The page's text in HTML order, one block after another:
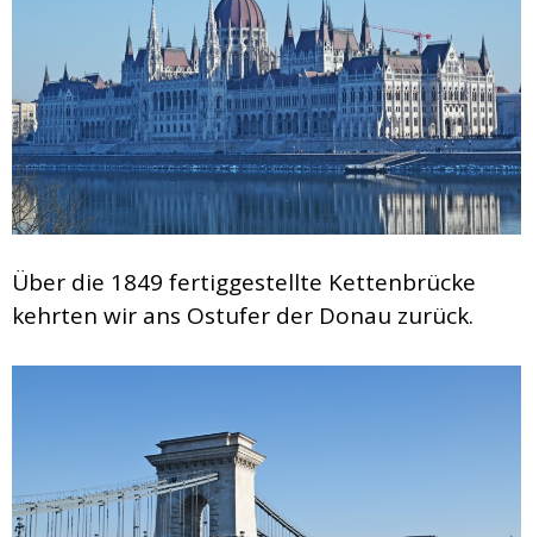
Über die 1849 fertiggestellte Kettenbrücke
kehrten wir ans Ostufer der Donau zurück.